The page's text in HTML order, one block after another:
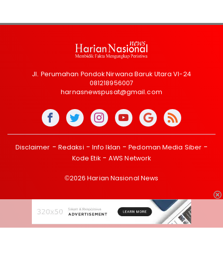
Jl. Perumahan Pondok Nirwana Baruk Utara VI-24
081218956007
harnasnewspusat@gmail.com
Disclaimer Redaksi Info Iklan
Pedoman Media Siber
Kode Etik
AWS Network
©2026 Harian Nasional News